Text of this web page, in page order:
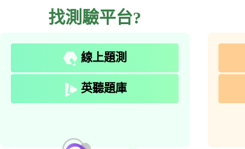
找測驗平台?
線上題測
英聽題庫